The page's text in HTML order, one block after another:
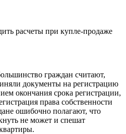
расчеты при купле-продаже
граждан считают,
документы на регистрацию
окончания срока регистрации,
права собственности
ошибочно полагают, что
не может и спешат